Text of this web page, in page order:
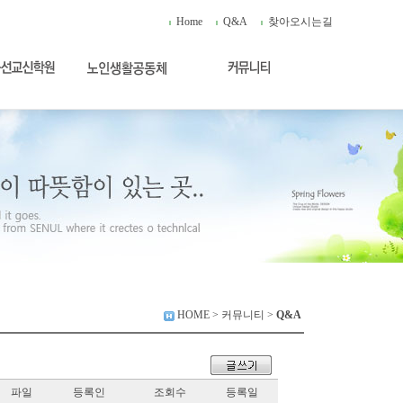
Home Q&A 찾아오시는길
HOME > 커뮤니티 > Q&A
파일 등록인 조회수 등록일